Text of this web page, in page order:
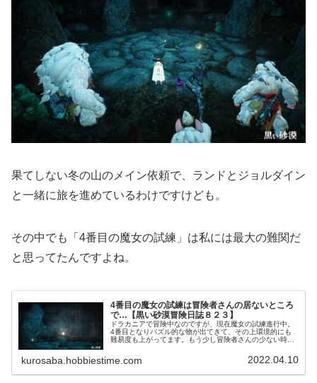
果てしない冬の山のメイン依頼で、ランドとジョルダイン
と一緒に旅を進めているわけですけども。
その中でも「4番目の魔女の試練」は私には最大の難関だ
と思ってたんですよね。
4番目の魔女の試練は冒険者さんの居ないところ
で…【黒い砂漠冒険日誌８２３】
ドラカニアで冒険中なのですが、現在魔女の試練進行中。
4番目となりパズル的な物が出てきて、その上環境的にも
難易度も上がってます。もう少し冒険者さんの少ない時、
kurosaba.hobbiestime.com 2022.04.10